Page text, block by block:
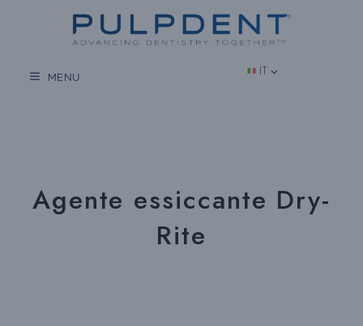
MENU IT
Agente essiccante Dry-
Rite